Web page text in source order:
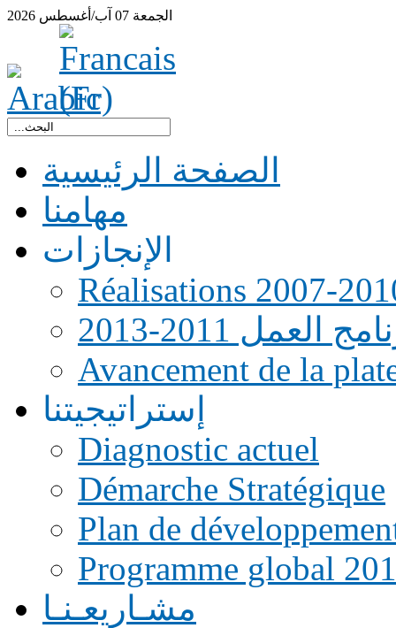
الجمعة 07 آب/أغسطس 2026
الصفحة الرئيسية
مهامنا
الإنجازات
Réalisations 2007-
العمل 2011-2013
Avancement de la
إستراتيجيتنا
Diagnostic actuel
Démarche Stratégique
Plan de
Programme global
مشـاريعـنـا